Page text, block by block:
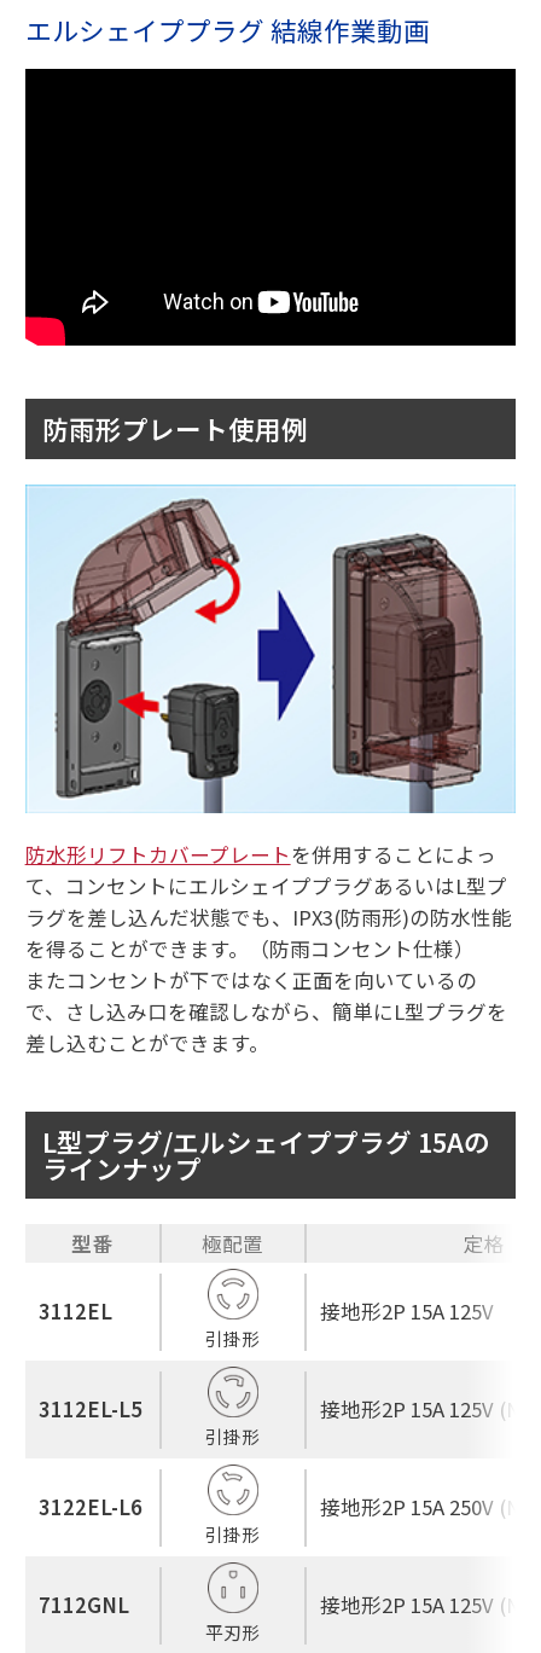
エルシェイププラグ 結線作業動画
防雨形プレート使用例
防水形リフトカバープレートを併用することによっ
て、コンセントにエルシェイププラグあるいはL型プ
ラグを差し込んだ状態でも、IPX3(防雨形)の防水性能
を得ることができます。（防雨コンセント仕様）
またコンセントが下ではなく正面を向いているの
で、さし込み口を確認しながら、簡単にL型プラグを
差し込むことができます。
L型プラグ/エルシェイププラグ 15Aの
ラインナップ
型番 極配置 定格
3112EL
引掛形
接地形2P 15A 125V
3112EL-L5
引掛形
接地形2P 15A 125V
3122EL-L6
引掛形
接地形2P 15A 250V
7112GNL
平刃形
接地形2P 15A 125V